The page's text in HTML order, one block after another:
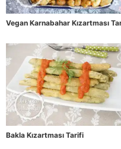
Vegan Karnabahar Kızartması
Bakla Kızartması Tarifi